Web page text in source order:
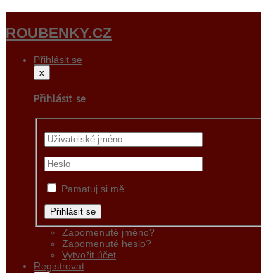
ROUBENKY.CZ
Přihlásit se
x
Přihlásit se
Pamatuj si mě
Zapomenuté jméno?
Zapomenuté heslo?
Vytvořit účet
Registrovat